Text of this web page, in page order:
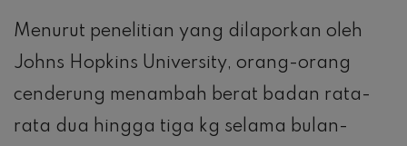
Menurut penelitian yang dilaporkan oleh
Johns Hopkins University, orang-orang
cenderung menambah berat badan rata-
rata dua hingga tiga kg selama bulan-